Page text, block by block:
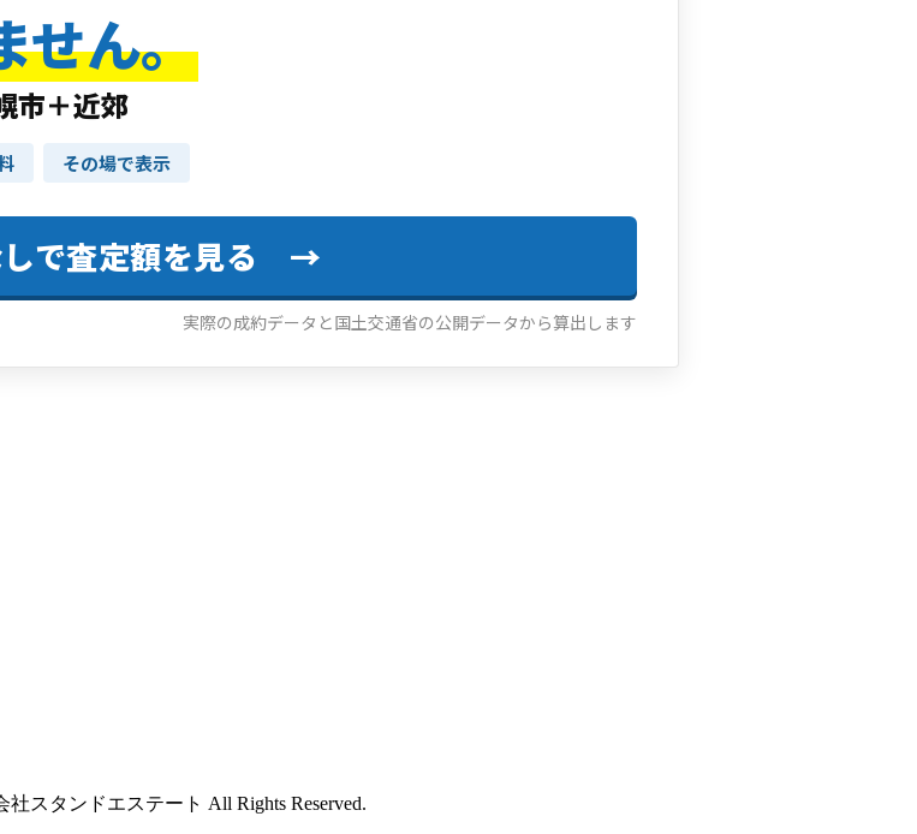
せん。
市＋近郊
その場で表示
しで査定額を見る →
実際の成約データと国土交通省の公開データから算出します
社スタンドエステート All Rights Reserved.